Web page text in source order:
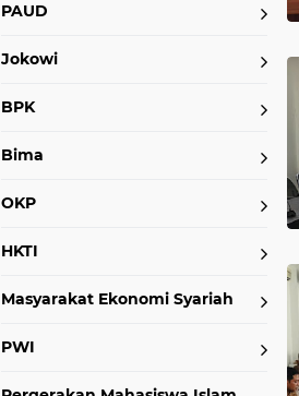
PAUD
Jokowi
BPK
Bima
OKP
HKTI
Masyarakat Ekonomi Syariah
PWI